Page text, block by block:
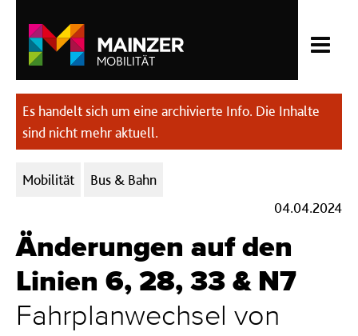
Es handelt sich um eine archivierte Info. Die Inhalte
sind nicht mehr aktuell.
Kategorien:
Mobilität
Bus & Bahn
04.04.2024
Änderungen auf den
Linien 6, 28, 33 & N7
Fahrplanwechsel von